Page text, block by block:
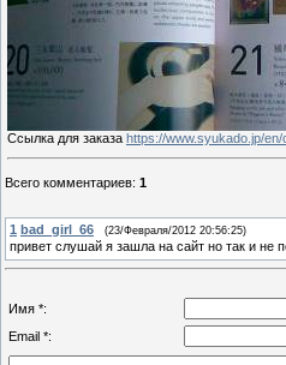
Ссылка для заказа https://www.syukado.jp/
Всего комментариев: 1
1 bad_girl_66 (23/Февраля/2012 20:56:25)
привет слушай я зашла на сайт но так и не
Имя *:
Email *: